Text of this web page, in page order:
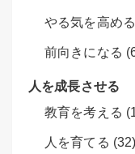
やる気を高め
前向きになる
人を成長させる
教育を考える
人を育てる (32)